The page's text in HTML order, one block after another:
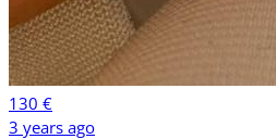
130 €
3 years ago